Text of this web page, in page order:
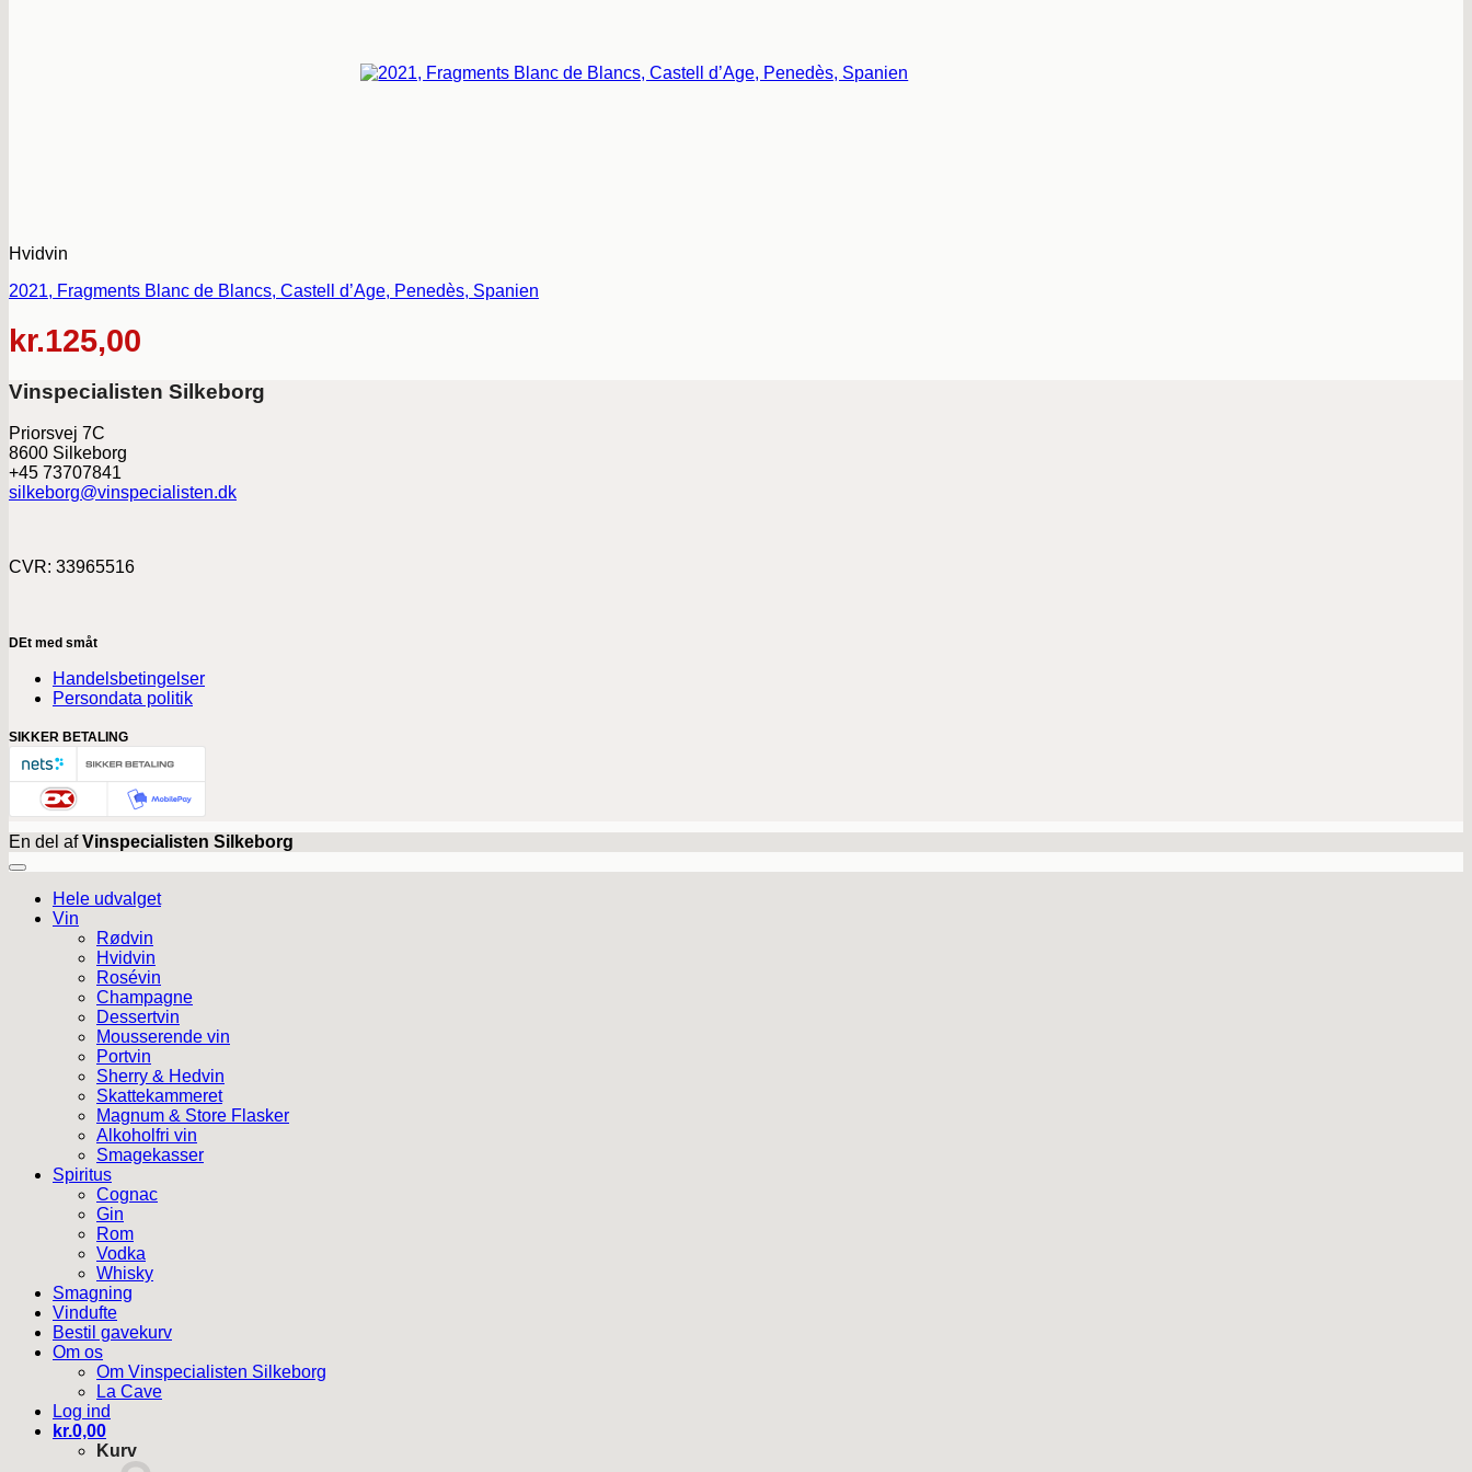
Hvidvin
2021, Fragments Blanc de Blancs, Castell d’Age, Penedès, Spanien
kr.125,00
Vinspecialisten Silkeborg
Priorsvej 7C
8600 Silkeborg
+45 73707841
silkeborg@vinspecialisten.dk
CVR: 33965516
DEt med småt
Handelsbetingelser
Persondata politik
SIKKER BETALING
En del afVinspecialisten Silkeborg
Hele udvalget
Vin
Rødvin
Hvidvin
Rosévin
Champagne
Dessertvin
Mousserende vin
Portvin
Sherry & Hedvin
Skattekammeret
Magnum & Store Flasker
Alkoholfri vin
Smagekasser
Spiritus
Cognac
Gin
Rom
Vodka
Whisky
Smagning
Vindufte
Bestil gavekurv
Om os
Om Vinspecialisten Silkeborg
La Cave
Log ind
kr.0,00
Kurv